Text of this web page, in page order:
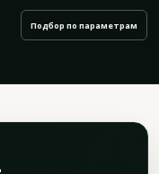
Подбор по параметрам